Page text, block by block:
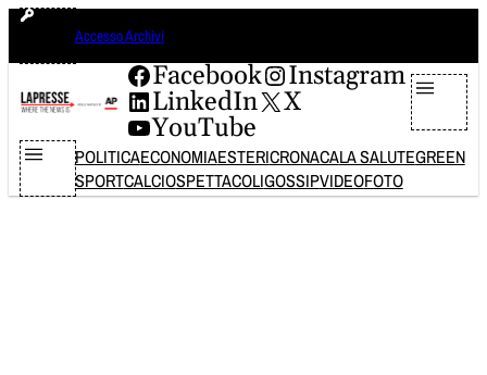
Vai
contenuto
Accesso Archivi
Facebook
Instagram
LinkedIn
X
YouTube
POLITICAECONOMIAESTERICRONACALA SALUTEGREEN
SPORTCALCIOSPETTACOLIGOSSIPVIDEOFOTO